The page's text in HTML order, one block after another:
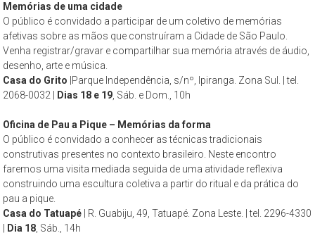
de
São
Paulo,
compreendendo
os
aspectos
cidade
contemporânea
a
partir
da
perspectiva
cultural
Memórias de uma cidade
O público é convidado a participar de um coletivo de memórias
afetivas sobre as mãos que construíram a Cidade de São Paulo.
Venha registrar/gravar e compartilhar sua memória através de áudio,
desenho, arte e música.
Casa do Grito |Parque Independência, s/nº, Ipiranga. Zona Sul. | tel.
2068-0032 |
Dias 18 e 19 , Sáb. e Dom., 10h
Oficina de Pau a Pique – Memórias da forma
O público é convidado a conhecer as técnicas tradicionais
construtivas presentes no contexto brasileiro. Neste encontro
faremos uma visita mediada seguida de uma atividade reflexiva
construindo uma escultura coletiva a partir do ritual e da prática do
pau a pique.
Casa do Tatuapé | R. Guabiju, 49, Tatuapé. Zona Leste. | tel. 2296-4330
Dia 18 , Sáb., 14h